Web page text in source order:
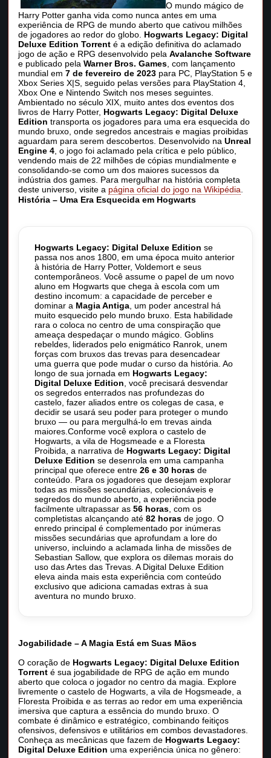
O mundo mágico de
Harry Potter ganha vida como nunca antes em uma
experiência de RPG de mundo aberto que cativou milhões
de jogadores ao redor do globo. Hogwarts Legacy: Digital
Deluxe Edition Torrent é a edição definitiva do aclamado
jogo de ação e RPG desenvolvido pelaAvalanche Software
e publicado pelaWarner Bros. Games , com lançamento
mundial em7 de fevereiro de 2023 para PC, PlayStation 5 e
Xbox Series X|S, seguido pelas versões para PlayStation 4,
Xbox One e Nintendo Switch nos meses seguintes.
Ambientado no século XIX, muito antes dos eventos dos
livros de Harry Potter, Hogwarts Legacy: Digital Deluxe
Edition transporta os jogadores para uma era esquecida do
mundo bruxo, onde segredos ancestrais e magias proibidas
aguardam para serem descobertos. Desenvolvido naUnreal
Engine 4 , o jogo foi aclamado pela crítica e pelo público,
vendendo mais de 22 milhões de cópias mundialmente e
consolidando-se como um dos maiores sucessos da
indústria dos games. Para mergulhar na história completa
deste universo, visite a página oficial do jogo na Wikipédia
História – Uma Era Esquecida em Hogwarts
Hogwarts Legacy: Digital Deluxe Edition se
passa nos anos 1800, em uma época muito anterior
à história de Harry Potter, Voldemort e seus
contemporâneos. Você assume o papel de um novo
aluno em Hogwarts que chega à escola com um
destino incomum: a capacidade de perceber e
dominar a Magia Antiga , um poder ancestral há
muito esquecido pelo mundo bruxo. Esta habilidade
rara o coloca no centro de uma conspiração que
ameaça despedaçar o mundo mágico. Goblins
rebeldes, liderados pelo enigmático Ranrok, unem
forças com bruxos das trevas para desencadear
uma guerra que pode mudar o curso da história. Ao
longo de sua jornada em Hogwarts Legacy:
Digital Deluxe Edition , você precisará desvendar
os segredos enterrados nas profundezas do
castelo, fazer aliados entre os colegas de casa, e
decidir se usará seu poder para proteger o mundo
bruxo — ou para mergulhá-lo em trevas ainda
maiores.Conforme você explora o castelo de
Hogwarts, a vila de Hogsmeade e a Floresta
Proibida, a narrativa de Hogwarts Legacy: Digital
Deluxe Edition se desenrola em uma campanha
principal que oferece entre26 e 30 horas de
conteúdo. Para os jogadores que desejam explorar
todas as missões secundárias, colecionáveis e
segredos do mundo aberto, a experiência pode
facilmente ultrapassar as56 horas , com os
completistas alcançando até82 horas de jogo. O
enredo principal é complementado por inúmeras
missões secundárias que aprofundam a lore do
universo, incluindo a aclamada linha de missões de
Sebastian Sallow, que explora os dilemas morais do
uso das Artes das Trevas. A Digital Deluxe Edition
eleva ainda mais esta experiência com conteúdo
exclusivo que adiciona camadas extras à sua
aventura no mundo bruxo.
Jogabilidade – A Magia Está em Suas Mãos
O coração de Hogwarts Legacy: Digital Deluxe Edition
Torrent é sua jogabilidade de RPG de ação em mundo
aberto que coloca o jogador no centro da magia. Explore
livremente o castelo de Hogwarts, a vila de Hogsmeade, a
Floresta Proibida e as terras ao redor em uma experiência
imersiva que captura a essência do mundo bruxo. O
combate é dinâmico e estratégico, combinando feitiços
ofensivos, defensivos e utilitários em combos devastadores.
Conheça as mecânicas que fazem de Hogwarts Legacy:
Digital Deluxe Edition uma experiência única no gênero: